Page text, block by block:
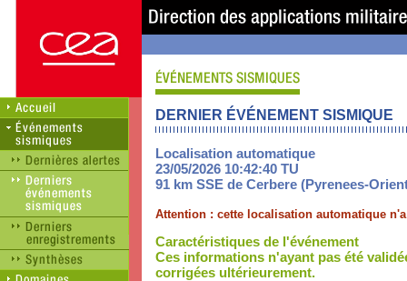
DERNIER ÉVÉNEMENT SISMIQUE
Localisation automatique
23/05/2026 10:42:40 TU
91 km SSE de Cerbere (Pyrenees-
Attention : cette localisation automatique
Caractéristiques de l'événement
Ces informations n'ayant pas été
corrigées ultérieurement.